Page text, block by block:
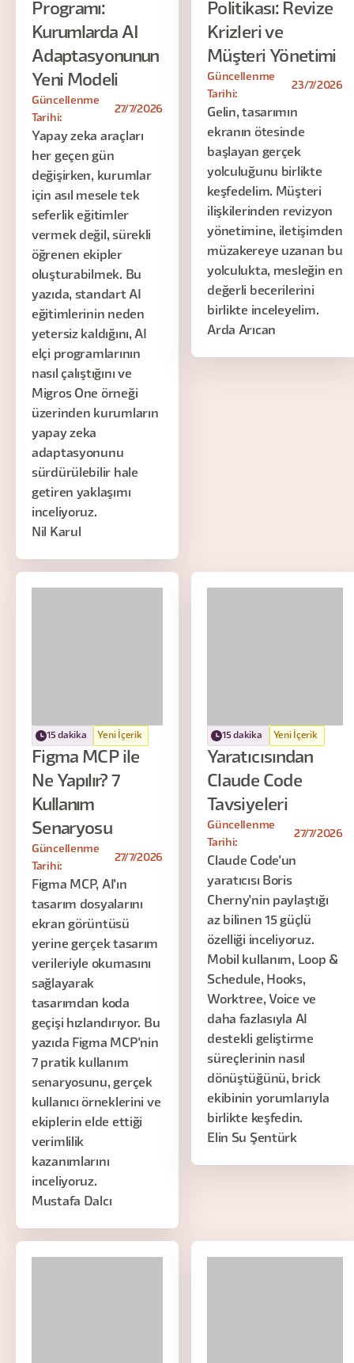
Programı:
Kurumlarda AI
Adaptasyonunun
Yeni Modeli
Güncellenme
Tarihi:
27/7/2026
Yapay zeka araçları
her geçen gün
değişirken, kurumlar
için asıl mesele tek
seferlik eğitimler
vermek değil, sürekli
öğrenen ekipler
oluşturabilmek. Bu
yazıda, standart AI
eğitimlerinin neden
yetersiz kaldığını, AI
elçi programlarının
nasıl çalıştığını ve
Migros One örneği
üzerinden kurumların
yapay zeka
adaptasyonunu
sürdürülebilir hale
getiren yaklaşımı
inceliyoruz.
Nil Karul
Politikası: Revize
Krizleri ve
Müşteri Yönetimi
Güncellenme
Tarihi:
23/7/2026
Gelin, tasarımın
ekranın ötesinde
başlayan gerçek
yolculuğunu birlikte
keşfedelim. Müşteri
ilişkilerinden revizyon
yönetimine, iletişimden
müzakereye uzanan bu
yolculukta, mesleğin en
değerli becerilerini
birlikte inceleyelim.
Arda Arıcan
15 dakika Yeni İçerik
Figma MCP ile
Ne Yapılır? 7
Kullanım
Senaryosu
Güncellenme
Tarihi:
27/7/2026
Figma MCP, AI'ın
tasarım dosyalarını
ekran görüntüsü
yerine gerçek tasarım
verileriyle okumasını
sağlayarak
tasarımdan koda
geçişi hızlandırıyor. Bu
yazıda Figma MCP'nin
7 pratik kullanım
senaryosunu, gerçek
kullanıcı örneklerini ve
ekiplerin elde ettiği
verimlilik
kazanımlarını
inceliyoruz.
Mustafa Dalcı
15 dakika Yeni İçerik
Yaratıcısından
Claude Code
Tavsiyeleri
Güncellenme
Tarihi:
27/7/2026
Claude Code'un
yaratıcısı Boris
Cherny'nin paylaştığı
az bilinen 15 güçlü
özelliği inceliyoruz.
Mobil kullanım, Loop &
Schedule, Hooks,
Worktree, Voice ve
daha fazlasıyla AI
destekli geliştirme
süreçlerinin nasıl
dönüştüğünü, brick
ekibinin yorumlarıyla
birlikte keşfedin.
Elin Su Şentürk